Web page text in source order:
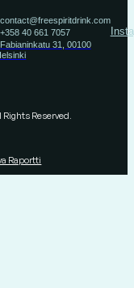
contact@freespiritdrink.com
+358 40 661 7057
Fabianinkatu 31, 00100
Reserved.
Raportti